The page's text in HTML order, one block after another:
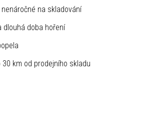
na skladování
dlouhá doba hoření
30 km od prodejního skladu